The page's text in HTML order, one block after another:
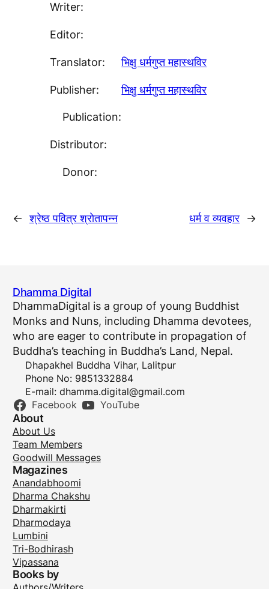
Writer:
Editor:
Translator: भिक्षु धर्मगुप्त महास्थविर
Publisher: भिक्षु धर्मगुप्त महास्थविर
Publication:
Distributor:
Donor:
← श्रेष्ठ पवित्र श्राेतापन्न धर्म व व्यवहार →
Dhamma Digital
DhammaDigital is a group of young Buddhist
Monks and Nuns, including Dhamma devotees,
who are eager to contribute in propagation of
Buddha’s teaching in Buddha’s Land, Nepal.
Dhapakhel Buddha Vihar, Lalitpur
Phone No: 9851332884
E-mail: dhamma.digital@gmail.com
Facebook YouTube
About
About Us
Team Members
Goodwill Messages
Magazines
Anandabhoomi
Dharma Chakshu
Dharmakirti
Dharmodaya
Lumbini
Tri-Bodhirash
Vipassana
Books by